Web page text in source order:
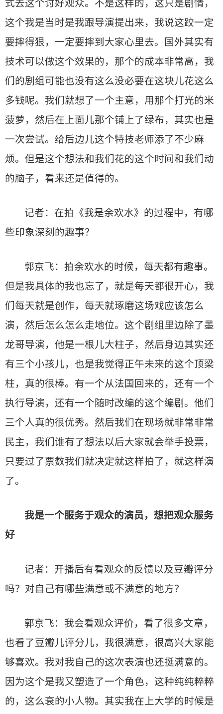
式去这个讨好观众。不是这样的，这只是剧情，
这个我是当时是我跟导演提出来，我说这跤一定
要摔得狠，一定要摔到大家心里去。国外其实有
技术可以做这个效果的，那个的成本非常高，我
们的剧组可能也没有这么没必要在这块儿花这么
多钱呢。我们就想了一个主意，用那个打光的米
菠萝，然后在上面儿那个铺上了绿布，其实也是
一次尝试。给后边儿这个特技老师添了不少麻
烦。但是这个想法和我们花的这个时间和我们动
的脑子，看来还是值得的。
记者：在拍《我是余欢水》的过程中，有哪
些印象深刻的趣事？
郭京飞：拍余欢水的时候，每天都有趣事。
但是我具体的我也忘了，就是每天都很开心，我
们每天就是创作，每天就琢磨这场戏应该怎么
演，然后怎么怎么走地位。这个剧组里边除了墨
龙哥导演，他是一根儿大柱子，然后身边其实还
有三个小孩儿，也是我觉得正午未来的这个顶梁
柱，真的很棒。有一个从法国回来的，还有一个
执行导演，还有一个随时改编的这个编剧。他们
三个人真的很优秀。然后我们在现场就非常非常
民主，我们谁有了想法以后大家就会举手投票，
只要过了票数我们就决定就这样拍了，就这样演
了。
我是一个服务于观众的演员，想把观众服务
好
记者：开播后有看观众的反馈以及豆瓣评分
吗？对自己有哪些满意或不满意的地方？
郭京飞：我会看观众评价，看了很多文章，
也看了豆瓣儿评分儿，我很满意，很高兴大家能
够喜欢。我对我自己的这次表演也还挺满意的。
因为这个是我又塑造了一个角色，这种纯纯粹粹
的，这么衰的小人物。其实我在上大学的时候是